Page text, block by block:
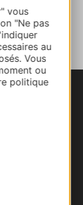
vous
"Ne pas
au
Vous
ou
politique